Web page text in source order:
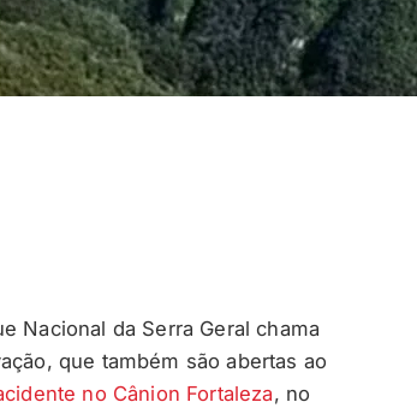
Nacional da Serra Geral chama
que também são abertas ao
no Cânion Fortaleza, no